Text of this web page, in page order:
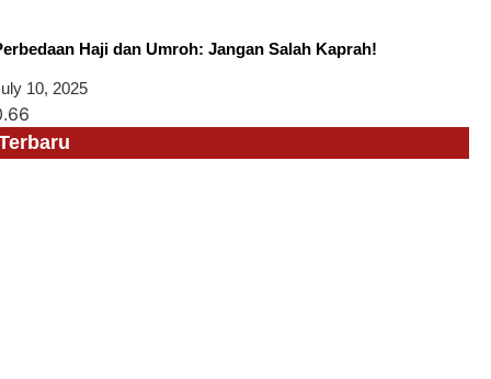
Haji dan Umroh: Jangan Salah Kaprah!
10, 2025